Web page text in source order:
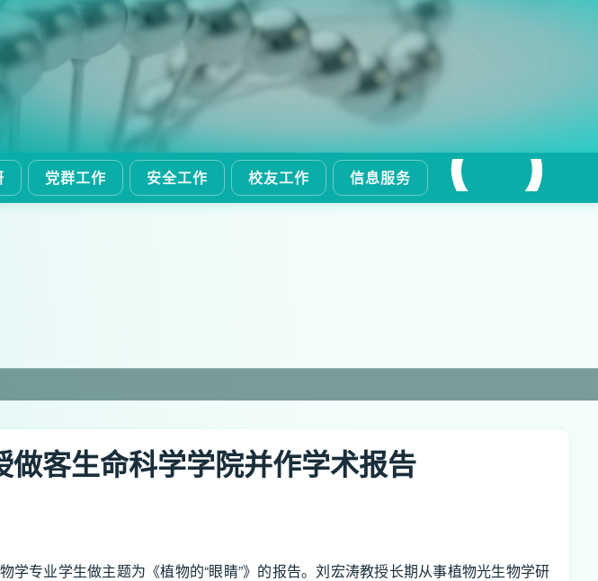
党群工作 安全工作 校友工作 信息服务
客生命科学学院并作学术报告
专业学生做主题为《植物的“眼睛”》的报告。刘宏涛教授长期从事植物光生物学研